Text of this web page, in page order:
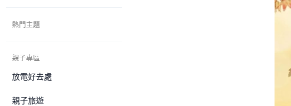
熱門主題
親子專區
放電好去處
親子旅遊